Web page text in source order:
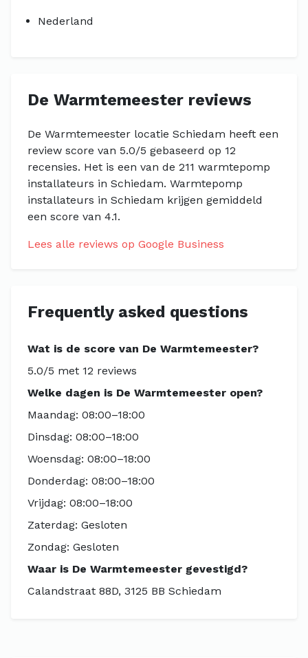
Nederland
De Warmtemeester reviews
De Warmtemeester locatie Schiedam heeft een
review score van 5.0/5 gebaseerd op 12
recensies. Het is een van de 211 warmtepomp
installateurs in Schiedam. Warmtepomp
installateurs in Schiedam krijgen gemiddeld
een score van 4.1.
Lees alle reviews op Google Business
Frequently asked questions
Wat is de score van De Warmtemeester?
5.0/5 met 12 reviews
Welke dagen is De Warmtemeester open?
Maandag: 08:00–18:00
Dinsdag: 08:00–18:00
Woensdag: 08:00–18:00
Donderdag: 08:00–18:00
Vrijdag: 08:00–18:00
Zaterdag: Gesloten
Zondag: Gesloten
Waar is De Warmtemeester gevestigd?
Calandstraat 88D, 3125 BB Schiedam